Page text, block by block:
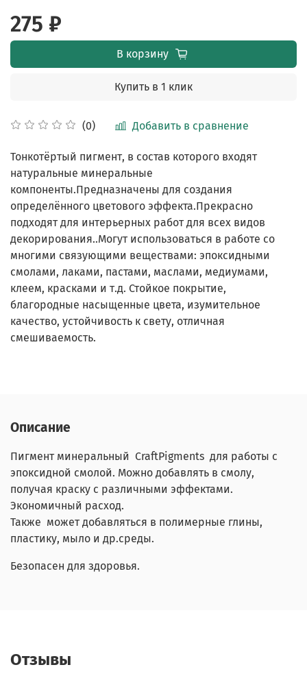
(0) Добавить в сравнение
275 ₽
В корзину
Купить в 1 клик
Тонкотёртый пигмент, в состав которого входят
натуральные минеральные
компоненты.Предназначены для создания
определённого цветового эффекта.Прекрасно
подходят для интерьерных работ для всех видов
декорирования..Могут использоваться в работе со
многими связующими веществами: эпоксидными
смолами, лаками, пастами, маслами, медиумами,
клеем, красками и т.д. Стойкое покрытие,
благородные насыщенные цвета, изумительное
качество, устойчивость к свету, отличная
смешиваемость.
Описание
Пигмент минеральный CraftPigments для работы с
эпоксидной смолой. Можно добавлять в смолу,
получая краску с различными эффектами.
Экономичный расход.
Также может добавляться в полимерные глины,
пластику, мыло и др.среды.
Безопасен для здоровья.
Отзывы